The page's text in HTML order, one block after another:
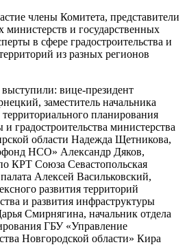
члены Комитета, представители
и государственных
в сфере градостроительства и
из разных регионов
вице-президент
заместитель начальника
планирования
градостроительства министерства
области Надежда Щетникова,
НСО» Александр Дяков,
КРТ Союза Севастопольская
Алексей Васильковский,
развития территорий
и развития инфраструктуры
Смирнягина, начальник отдела
ГБУ «Управление
Новгородской области» Кира